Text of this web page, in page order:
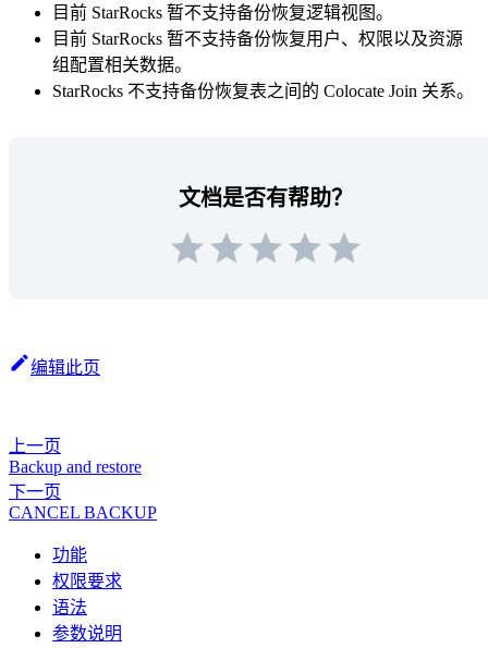
目前 StarRocks 暂不支持备份恢复逻辑视图。
目前 StarRocks 暂不支持备份恢复用户、权限以及资源
组配置相关数据。
StarRocks 不支持备份恢复表之间的 Colocate Join 关系。
文档是否有帮助？
编辑此页
上一页
Backup and restore
下一页
CANCEL BACKUP
功能
权限要求
语法
参数说明